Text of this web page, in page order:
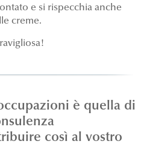
e si rispecchia anche
creme.
è quella di
così al vostro